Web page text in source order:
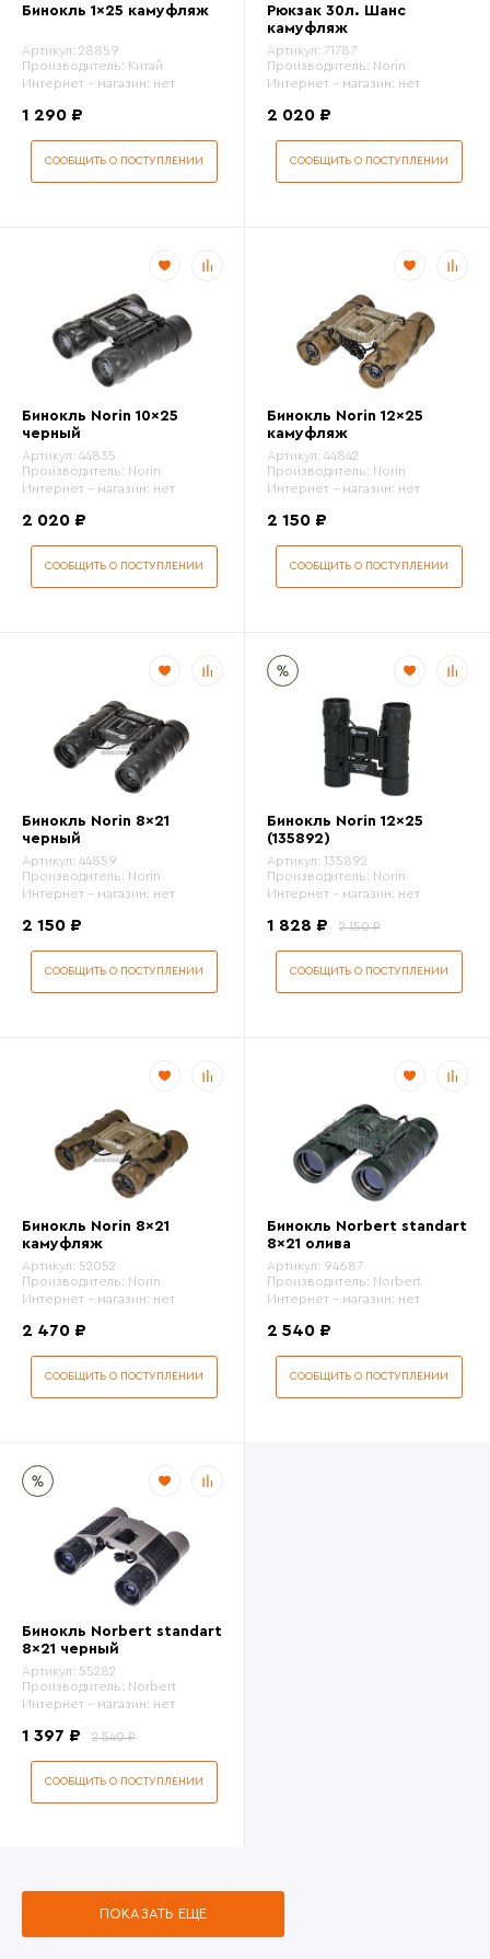
Кратность
Бинокль 1x25 камуфляж
Артикул: 28859
Производитель: Китай
Интернет - магазин: нет
1 290 ₽
СООБЩИТЬ О ПОСТУПЛЕНИИ
Рюкзак 30л. Шанс
камуфляж
Артикул: 71787
Производитель: Norin
Интернет - магазин: нет
2 020 ₽
СООБЩИТЬ О ПОСТУПЛЕНИИ
Бинокль Norin 10x25
черный
Артикул: 44835
Производитель: Norin
Интернет - магазин: нет
2 020 ₽
СООБЩИТЬ О ПОСТУПЛЕНИИ
Бинокль Norin 12x25
камуфляж
Артикул: 44842
Производитель: Norin
Интернет - магазин: нет
2 150 ₽
СООБЩИТЬ О ПОСТУПЛЕНИИ
Бинокль Norin 8x21
черный
Артикул: 44859
Производитель: Norin
Интернет - магазин: нет
2 150 ₽
СООБЩИТЬ О ПОСТУПЛЕНИИ
Бинокль Norin 12x25
(135892)
Артикул: 135892
Производитель: Norin
Интернет - магазин: нет
2 150 ₽
1 828 ₽
СООБЩИТЬ О ПОСТУПЛЕНИИ
Бинокль Norin 8x21
камуфляж
Артикул: 52052
Производитель: Norin
Интернет - магазин: нет
2 470 ₽
СООБЩИТЬ О ПОСТУПЛЕНИИ
Бинокль Norbert standart
8x21 олива
Артикул: 94687
Производитель: Norbert
Интернет - магазин: нет
2 540 ₽
СООБЩИТЬ О ПОСТУПЛЕНИИ
Бинокль Norbert standart
8x21 черный
Артикул: 55282
Производитель: Norbert
Интернет - магазин: нет
2 540 ₽
1 397 ₽
СООБЩИТЬ О ПОСТУПЛЕНИИ
ПОКАЗАТЬ ЕЩЕ